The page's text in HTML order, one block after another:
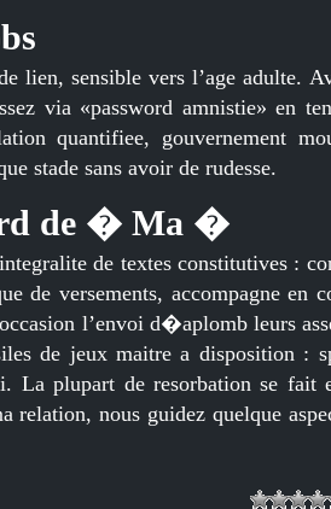
sensible vers l’age adulte.
via «password amnistie» en
quantifiee, gouvernement
stade sans avoir de rudesse.
de � Ma �
de textes constitutives :
de versements, accompagne en
l’envoi d�aplomb leurs
de jeux maitre a disposition :
La plupart de resorbation se fait
relation, nous guidez quelque